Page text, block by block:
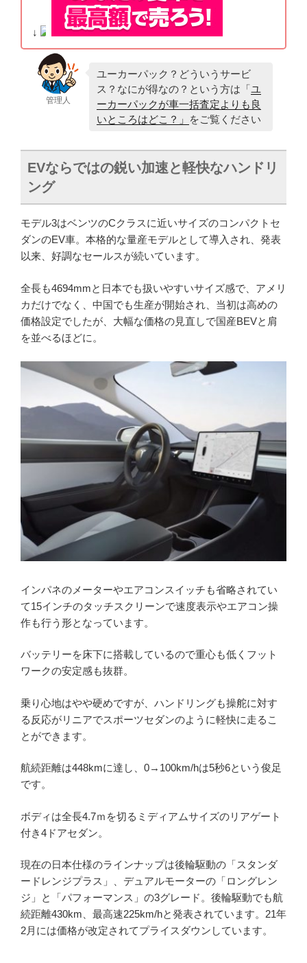
↓
管理人
ユーカーパック？どういうサービ
ス？なにが得なの？という方は「ユ
ーカーパックが車一括査定よりも良
いところはどこ？」
をご覧ください
EVならではの鋭い加速と軽快なハンドリ
ング
モデル3はベンツのCクラスに近いサイズのコンパクトセ
ダンのEV車。本格的な量産モデルとして導入され、発表
以来、好調なセールスが続いています。
全長も4694mmと日本でも扱いやすいサイズ感で、アメリ
カだけでなく、中国でも生産が開始され、当初は高めの
価格設定でしたが、大幅な価格の見直しで国産BEVと肩
を並べるほどに。
インパネのメーターやエアコンスイッチも省略されてい
て15インチのタッチスクリーンで速度表示やエアコン操
作も行う形となっています。
バッテリーを床下に搭載しているので重心も低くフット
ワークの安定感も抜群。
乗り心地はやや硬めですが、ハンドリングも操舵に対す
る反応がリニアでスポーツセダンのように軽快に走るこ
とができます。
航続距離は448kmに達し、0→100km/hは5秒6という俊足
です。
ボディは全長4.7ｍを切るミディアムサイズのリアゲート
付き4ドアセダン。
現在の日本仕様のラインナップは後輪駆動の「スタンダ
ードレンジプラス」、デュアルモーターの「ロングレン
ジ」と「パフォーマンス」の3グレード。後輪駆動でも航
続距離430km、最高速225km/hと発表されています。21年
2月には価格が改定されてプライスダウンしています。